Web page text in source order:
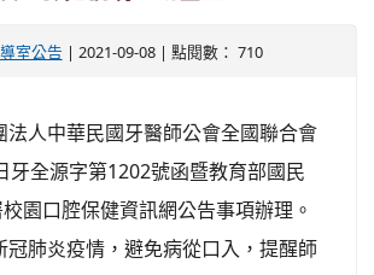
室公告 | 2021-09-08 | 點閱數： 710
法人中華民國牙醫師公會全國聯合會
牙全源字第1202號函暨教育部國民
園口腔保健資訊網公告事項辦理。
冠肺炎疫情，避免病從口入，提醒師